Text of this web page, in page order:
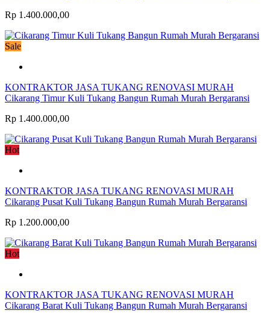
Rp 1.400.000,00
Sale
KONTRAKTOR JASA TUKANG RENOVASI MURAH
Cikarang Timur Kuli Tukang Bangun Rumah Murah Bergaransi
Rp 1.400.000,00
Hot
KONTRAKTOR JASA TUKANG RENOVASI MURAH
Cikarang Pusat Kuli Tukang Bangun Rumah Murah Bergaransi
Rp 1.200.000,00
Hot
KONTRAKTOR JASA TUKANG RENOVASI MURAH
Cikarang Barat Kuli Tukang Bangun Rumah Murah Bergaransi